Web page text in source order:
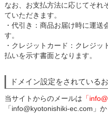
なお、お支払方法に応じてそれ
ていただきます。
・代引き：商品お届け時に運送
す。
・クレジットカード：クレジ
払いを示す書面となります。
ドメイン設定をされている
当サイトからのメールは 「
「info@kyotonishiki-ec.com」